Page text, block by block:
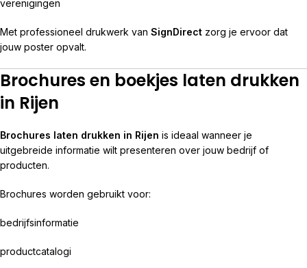
verenigingen
Met professioneel drukwerk van SignDirect zorg je ervoor dat
jouw poster opvalt.
Brochures en boekjes laten drukken
in Rijen
Brochures laten drukken in Rijen is ideaal wanneer je
uitgebreide informatie wilt presenteren over jouw bedrijf of
producten.
Brochures worden gebruikt voor:
bedrijfsinformatie
productcatalogi